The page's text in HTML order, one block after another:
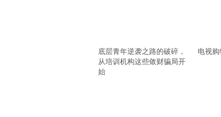
底层青年逆袭之路的破碎，
从培训机构这些敛财骗局开
始
电视